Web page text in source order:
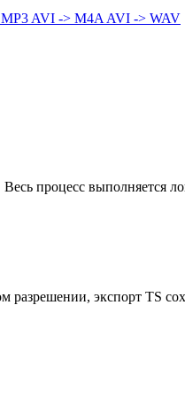
AVI -> M4A AVI -> WAV
процесс выполняется
экспорт TS